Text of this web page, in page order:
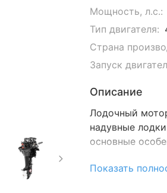
Мощность, л.с.:
Тип двигателя:
Страна
Запуск
Описание
Лодочный
надувные
основные
Объем
Показать